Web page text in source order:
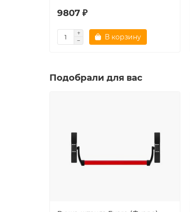
9807 ₽
В корзину
Подобрали для вас